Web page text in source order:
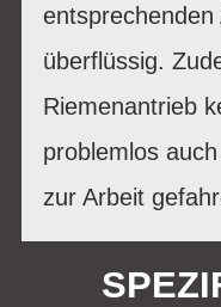
überflüssig.
Riemenantrieb
problemlos
zur Arbeit